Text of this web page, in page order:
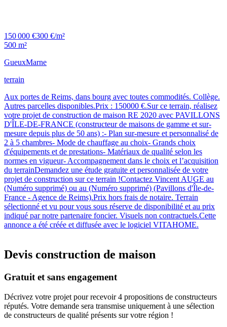
150 000 €300 €/m²
500 m²
GueuxMarne
terrain
Aux portes de Reims, dans bourg avec toutes commodités. Collège.
Autres parcelles disponibles.Prix : 150000 €.Sur ce terrain, réalisez
votre projet de construction de maison RE 2020 avec PAVILLONS
D'ÎLE-DE-FRANCE (constructeur de maisons de gamme et sur-
mesure depuis plus de 50 ans) :- Plan sur-mesure et personnalisé de
2 à 5 chambres- Mode de chauffage au choix- Grands choix
d'équipements et de prestations- Matériaux de qualité selon les
normes en vigueur- Accompagnement dans le choix et l’acquisition
du terrainDemandez une étude gratuite et personnalisée de votre
projet de construction sur ce terrain !Contactez Vincent AUGE au
(Numéro supprimé) ou au (Numéro supprimé) (Pavillons d'Île-de-
France - Agence de Reims).Prix hors frais de notaire. Terrain
sélectionné et vu pour vous sous réserve de disponibilité et au prix
indiqué par notre partenaire foncier. Visuels non contractuels.Cette
annonce a été créée et diffusée avec le logiciel VITAHOME.
Devis construction de maison
Gratuit et sans engagement
Décrivez votre projet pour recevoir 4 propositions de constructeurs
réputés. Votre demande sera transmise uniquement à une sélection
de constructeurs de qualité présents sur votre région !